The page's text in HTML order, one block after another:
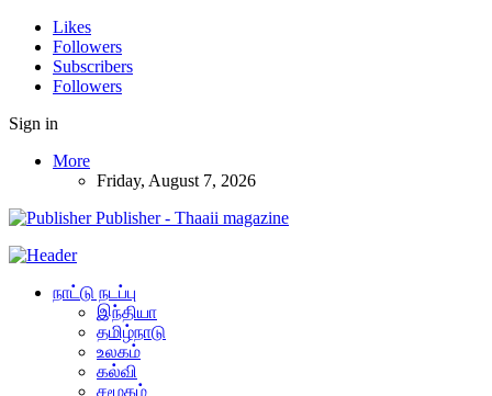
Likes
Followers
Subscribers
Followers
Sign in
More
Friday, August 7, 2026
Publisher - Thaaii magazine
நாட்டு நடப்பு
இந்தியா
தமிழ்நாடு
உலகம்
கல்வி
சமூகம்